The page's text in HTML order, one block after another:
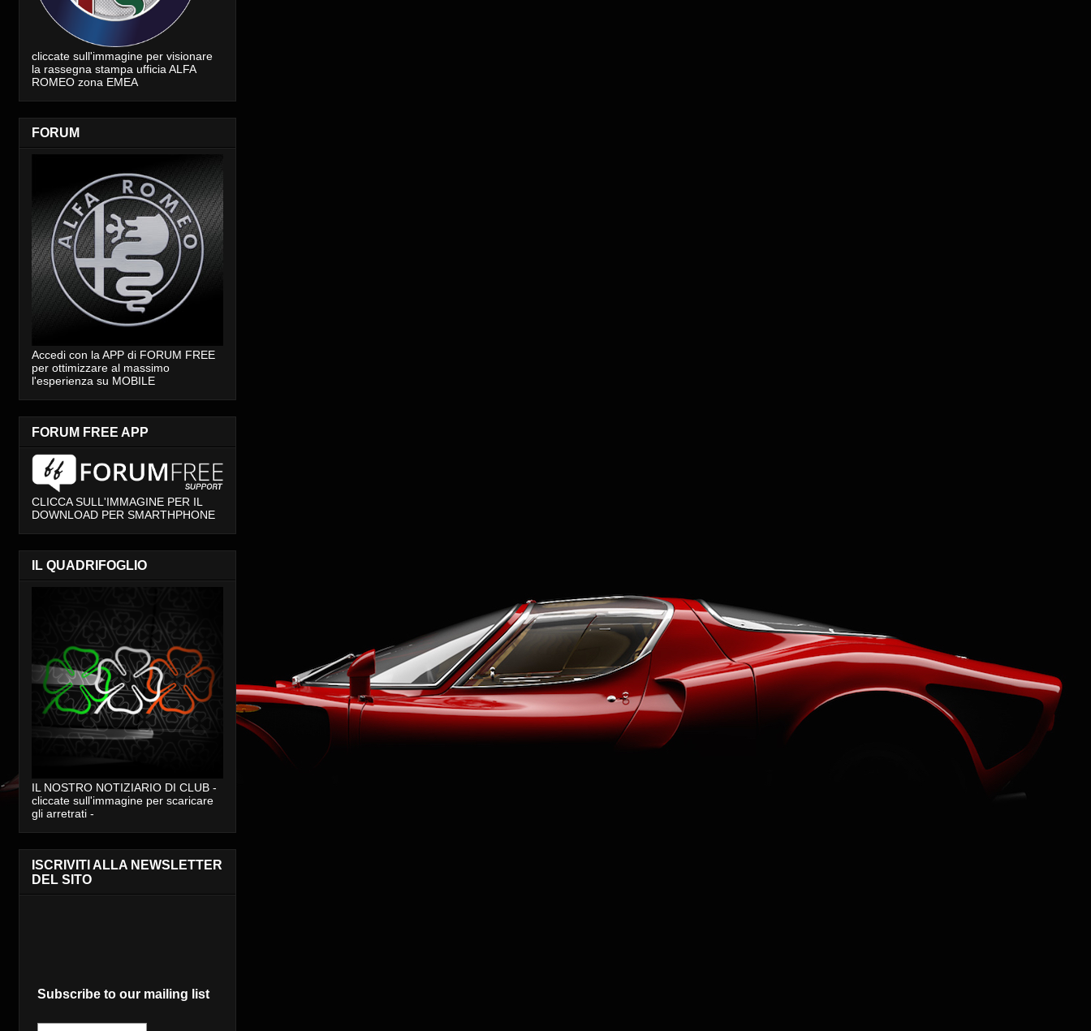
cliccate sull'immagine per visionare
la rassegna stampa ufficia ALFA
ROMEO zona EMEA
FORUM
Accedi con la APP di FORUM FREE
per ottimizzare al massimo
l'esperienza su MOBILE
FORUM FREE APP
CLICCA SULL'IMMAGINE PER IL
DOWNLOAD PER SMARTHPHONE
IL QUADRIFOGLIO
IL NOSTRO NOTIZIARIO DI CLUB -
cliccate sull'immagine per scaricare
gli arretrati -
ISCRIVITI ALLA NEWSLETTER
DEL SITO
Subscribe to our mailing list